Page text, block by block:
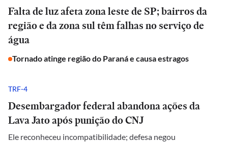
Falta de luz afeta zona leste de SP; bairros da
região e da zona sul têm falhas no serviço de
água
Tornado atinge região do Paraná e causa estragos
TRF-4
Desembargador federal abandona ações da
Lava Jato após punição do CNJ
Ele reconheceu incompatibilidade; defesa negou